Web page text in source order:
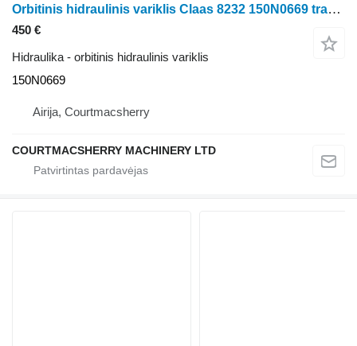
Orbitinis hidraulinis variklis Claas 8232 150N0669 traktoriaus
450 €
Hidraulika - orbitinis hidraulinis variklis
150N0669
Airija, Courtmacsherry
COURTMACSHERRY MACHINERY LTD